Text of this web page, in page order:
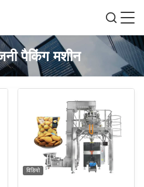
पैकिंग मशीन
विडियो